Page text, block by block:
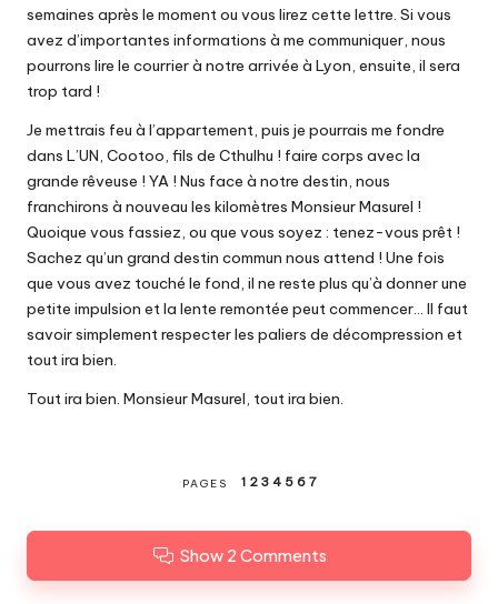
semaines après le moment ou vous lirez cette lettre. Si vous
avez d’importantes informations à me communiquer, nous
pourrons lire le courrier à notre arrivée à Lyon, ensuite, il sera
trop tard !
Je mettrais feu à l’appartement, puis je pourrais me fondre
dans L’UN, Cootoo, fils de Cthulhu ! faire corps avec la
grande rêveuse ! YA ! Nus face à notre destin, nous
franchirons à nouveau les kilomètres Monsieur Masurel !
Quoique vous fassiez, ou que vous soyez : tenez-vous prêt !
Sachez qu’un grand destin commun nous attend ! Une fois
que vous avez touché le fond, il ne reste plus qu’à donner une
petite impulsion et la lente remontée peut commencer… Il faut
savoir simplement respecter les paliers de décompression et
tout ira bien.
Tout ira bien. Monsieur Masurel, tout ira bien.
PAGES 1 2 3 4 5 6 7
Show 2 Comments